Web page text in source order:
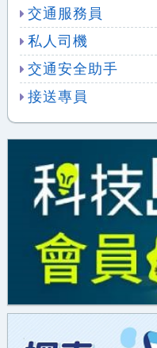
交通服務員
私人司機
交通安全助手
接送專員